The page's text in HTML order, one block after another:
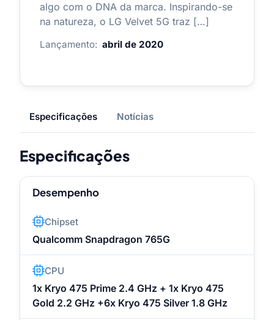
algo com o DNA da marca. Inspirando-se
na natureza, o LG Velvet 5G traz […]
Lançamento: abril de 2020
Especificações Notícias
Especificações
Desempenho
Chipset
Qualcomm Snapdragon 765G
CPU
1x Kryo 475 Prime 2.4 GHz + 1x Kryo 475
Gold 2.2 GHz +6x Kryo 475 Silver 1.8 GHz